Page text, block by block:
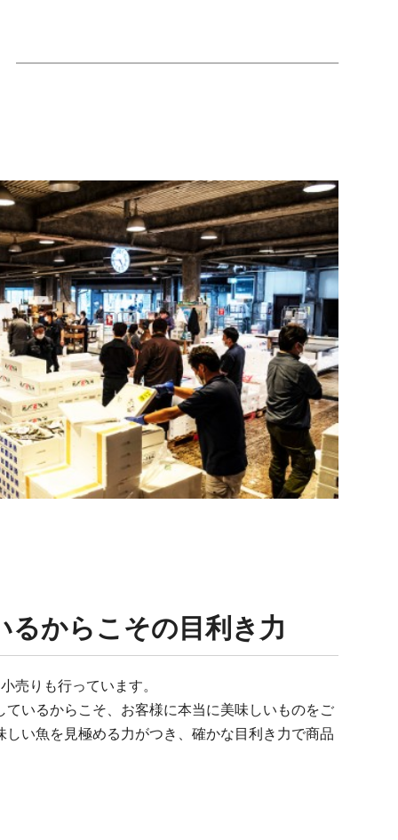
るからこその目利き力
売りも行っています。
ているからこそ、お客様に本当に美味しいものをご
しい魚を見極める力がつき、確かな目利き力で商品